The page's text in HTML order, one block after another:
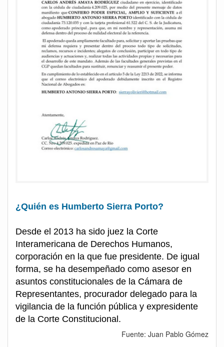
¿Quién es Humberto Sierra Porto?
Desde el 2013 ha sido juez la Corte
Interamericana de Derechos Humanos,
corporación en la que fue presidente. De igual
forma, se ha desempeñado como asesor en
asuntos constitucionales de la Cámara de
Representantes, procurador delegado para la
vigilancia de la función pública y expresidente
de la Corte Constitucional.
Fuente: Juan Pablo Gómez